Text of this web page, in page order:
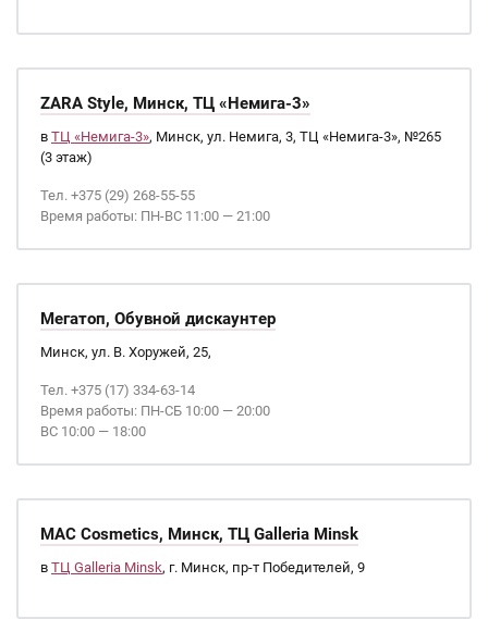
ZARA Style, Минск, ТЦ «Немига-3»
в ТЦ «Немига-3», Минск, ул. Немига, 3, ТЦ «Немига-3», №265
(3 этаж)
Тел. +375 (29) 268-55-55
Время работы: ПН-ВС 11:00 — 21:00
Мегатоп, Обувной дискаунтер
Минск, ул. В. Хоружей, 25,
Тел. +375 (17) 334-63-14
Время работы: ПН-СБ 10:00 — 20:00
ВС 10:00 — 18:00
MAC Cosmetics, Минск, ТЦ Galleria Minsk
в ТЦ Galleria Minsk, г. Минск, пр-т Победителей, 9